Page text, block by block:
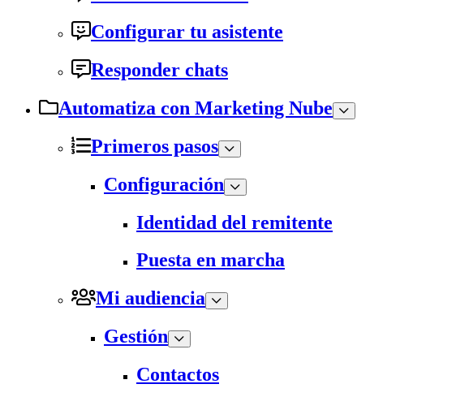
Configurar tu asistente
Responder chats
Automatiza con Marketing Nube
Primeros pasos
Configuración
Identidad del remitente
Puesta en marcha
Mi audiencia
Gestión
Contactos